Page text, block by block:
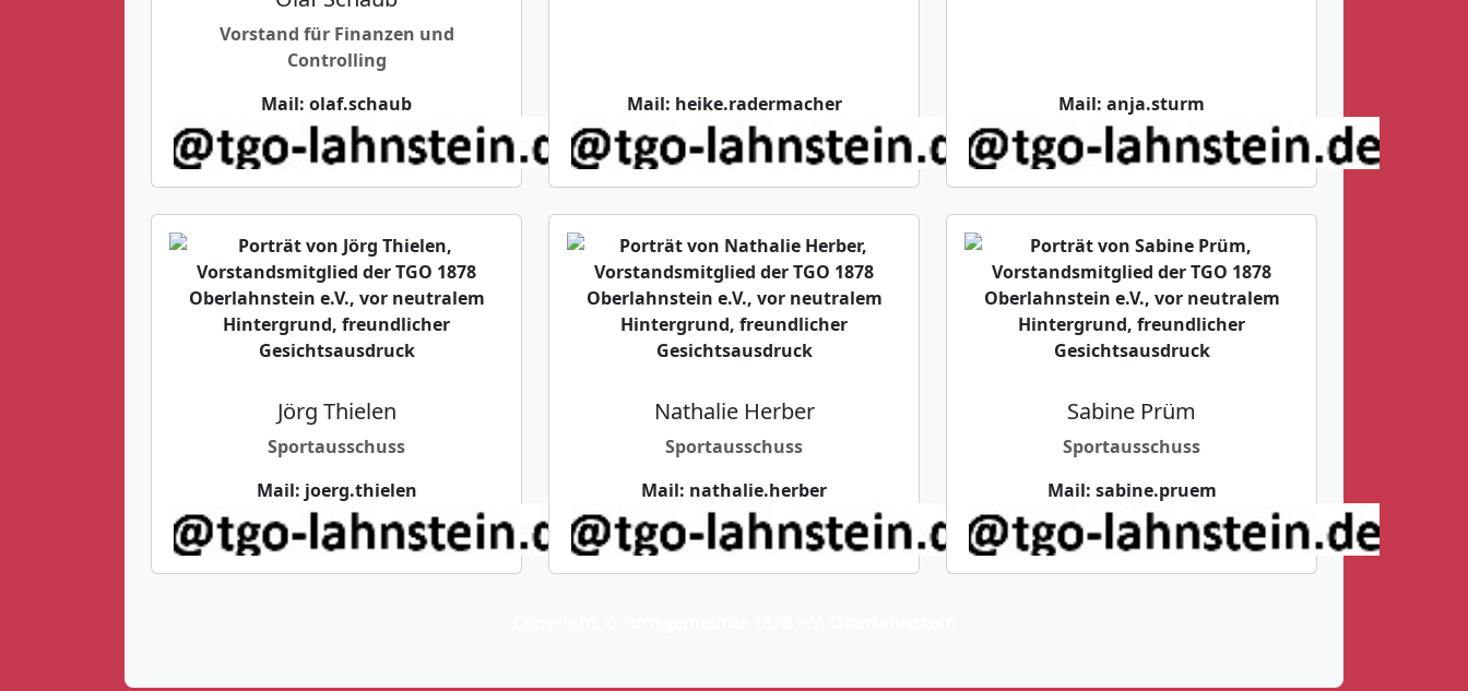
Vorstand für Finanzen und
Controlling
Mail: olaf.schaub Mail: heike.radermacher Mail: anja.sturm
Jörg Thielen
Sportausschuss
Mail: joerg.thielen
Nathalie Herber
Sportausschuss
Mail: nathalie.herber
Sabine Prüm
Sportausschuss
Mail: sabine.pruem